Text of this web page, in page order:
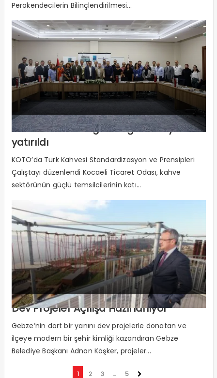
Perakendecilerin Bilinçlendirilmesi...
Türk Kahvesi’nin geleceği masaya
yatırıldı
KOTO’da Türk Kahvesi Standardizasyon ve Prensipleri
Çalıştayı düzenlendi Kocaeli Ticaret Odası, kahve
sektörünün güçlü temsilcilerinin katı...
Dev Projeler Açılışa Hazırlanıyor
Gebze’nin dört bir yanını dev projelerle donatan ve
ilçeye modern bir şehir kimliği kazandıran Gebze
Belediye Başkanı Adnan Köşker, projeler...
1 2 3 … 5